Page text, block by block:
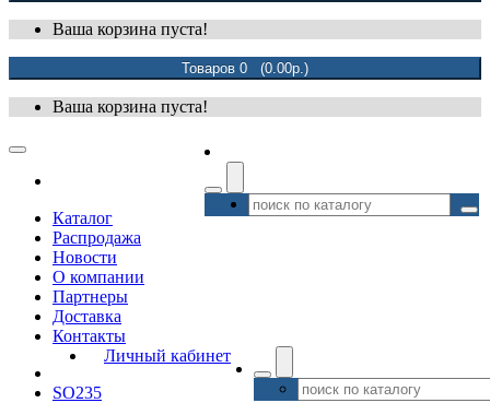
Ваша корзина пуста!
Товаров 0 (0.00р.)
Ваша корзина пуста!
Каталог
Распродажа
Новости
О компании
Партнеры
Доставка
Контакты
Личный кабинет
SO235